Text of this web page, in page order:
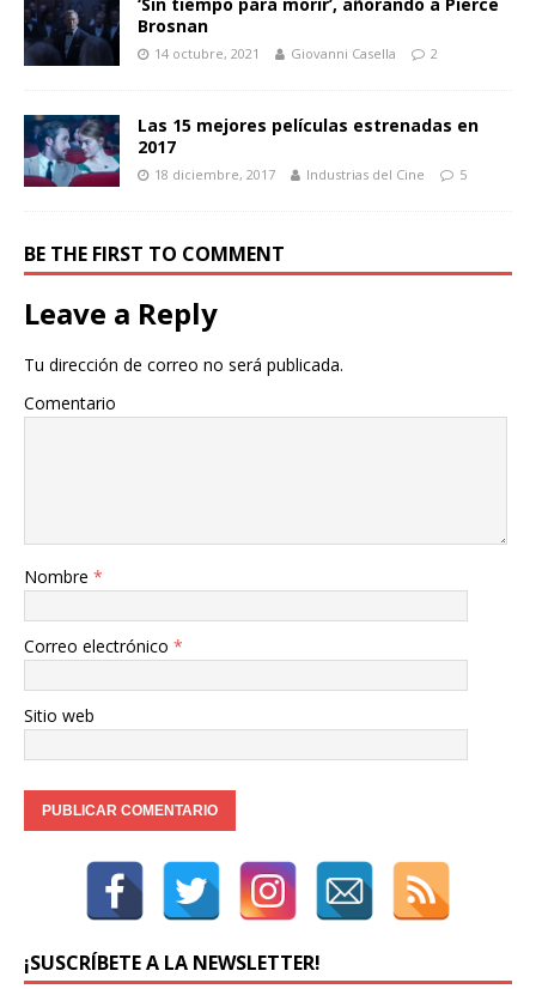
Brosnan
14 octubre, 2021 Giovanni Casella 2
Las 15 mejores películas estrenadas en
2017
18 diciembre, 2017 Industrias del Cine 5
BE THE FIRST TO COMMENT
Leave a Reply
Tu dirección de correo no será publicada.
Comentario
Nombre *
Correo electrónico *
Sitio web
¡SUSCRÍBETE A LA NEWSLETTER!